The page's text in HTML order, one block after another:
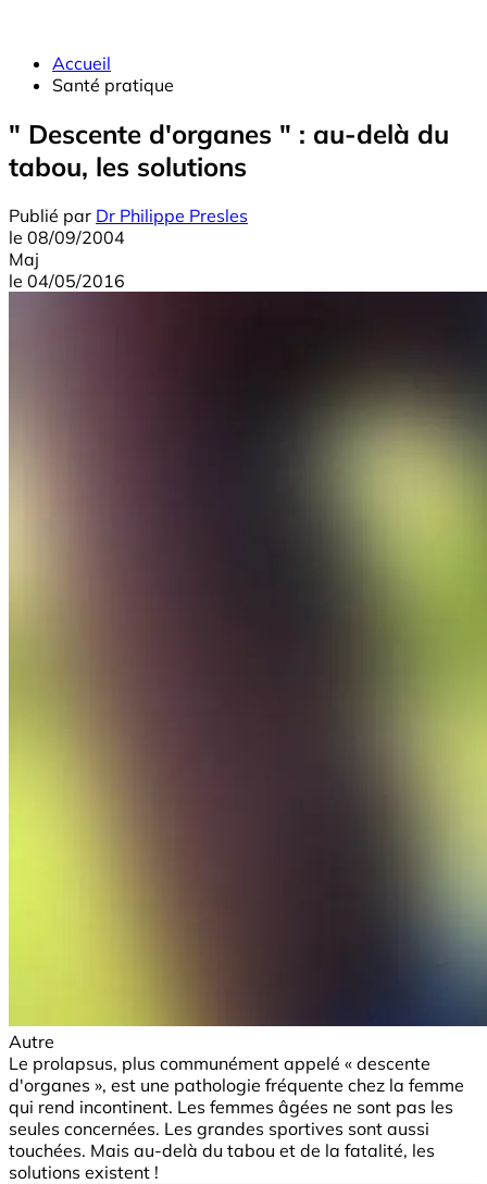
Accueil
Santé pratique
" Descente d'organes " : au-delà du
tabou, les solutions
Publié par Dr Philippe Presles
le 08/09/2004
Maj
le 04/05/2016
Autre
Le prolapsus, plus communément appelé « descente
d'organes », est une pathologie fréquente chez la femme
qui rend incontinent. Les femmes âgées ne sont pas les
seules concernées. Les grandes sportives sont aussi
touchées. Mais au-delà du tabou et de la fatalité, les
solutions existent !